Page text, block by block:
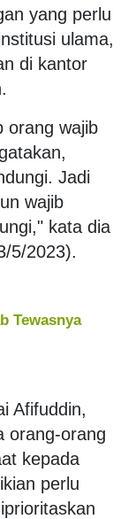
yang perlu
ulama,
di kantor
orang wajib
Jadi
wajib
kata dia
5/2023).
Tewasnya
Afifuddin,
orang-orang
kepada
perlu